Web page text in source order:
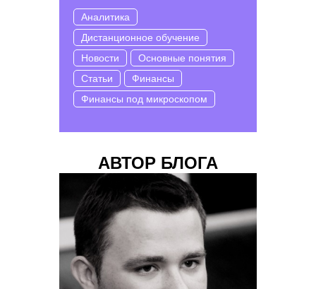
Аналитика
Дистанционное обучение
Новости
Основные понятия
Статьи
Финансы
Финансы под микроскопом
АВТОР БЛОГА